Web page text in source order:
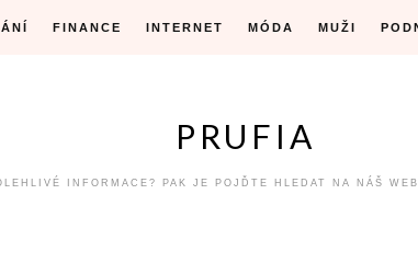
FINANCE INTERNET MÓDA MUŽI
PRUFIA
INFORMACE? PAK JE POJĎTE HLEDAT NA NÁŠ